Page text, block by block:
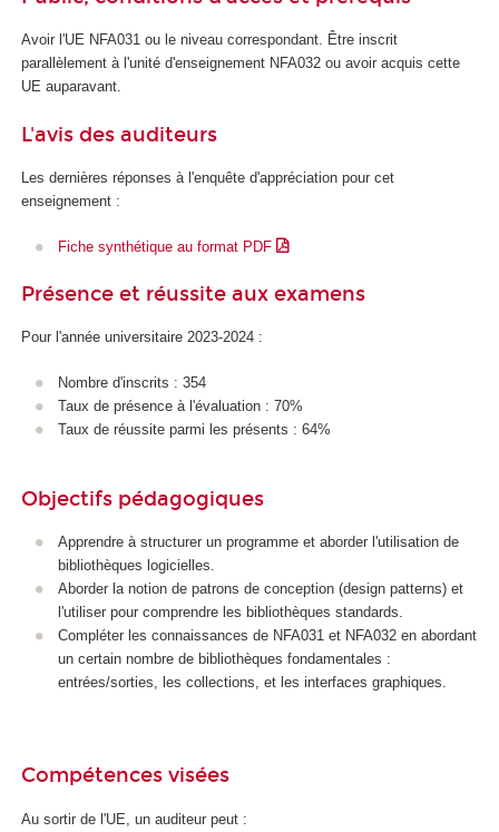
m
é
r
q
e
e
d
l
I
Avoir l'UE NFA031 ou le niveau correspondant. Être inscrit
parallèlement à l'unité d'enseignement NFA032 ou avoir acquis cette
UE auparavant.
L'avis des auditeurs
Les dernières réponses à l'enquête d'appréciation pour cet
enseignement :
Fiche synthétique au format PDF
Présence et réussite aux examens
Pour l'année universitaire 2023-2024 :
Nombre d'inscrits : 354
Taux de présence à l'évaluation : 70%
Taux de réussite parmi les présents : 64%
Objectifs pédagogiques
Apprendre à structurer un programme et aborder l'utilisation de
bibliothèques logicielles.
Aborder la notion de patrons de conception (design patterns) et
l'utiliser pour comprendre les bibliothèques standards.
Compléter les connaissances de NFA031 et NFA032 en abordant
un certain nombre de bibliothèques fondamentales :
entrées/sorties, les collections, et les interfaces graphiques.
Compétences visées
Au sortir de l'UE, un auditeur peut :